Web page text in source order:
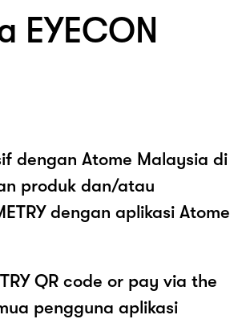
EYECON
dengan Atome Malaysia di
produk dan/atau
dengan aplikasi Atome
QR code or pay via the
pengguna aplikasi